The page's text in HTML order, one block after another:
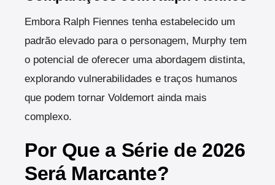
Embora Ralph Fiennes tenha estabelecido um
padrão elevado para o personagem, Murphy tem
o potencial de oferecer uma abordagem distinta,
explorando vulnerabilidades e traços humanos
que podem tornar Voldemort ainda mais
complexo.
Por Que a Série de 2026
Será Marcante?